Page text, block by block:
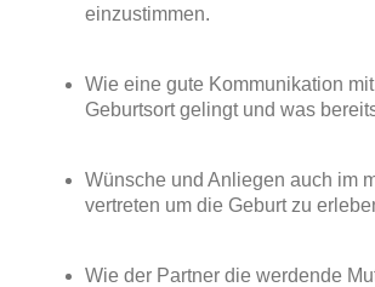
einzustimmen.
Wie eine gute Kommunikation
Geburtsort gelingt und was
Wünsche und Anliegen auch im
vertreten um die Geburt zu
Wie der Partner die werdende